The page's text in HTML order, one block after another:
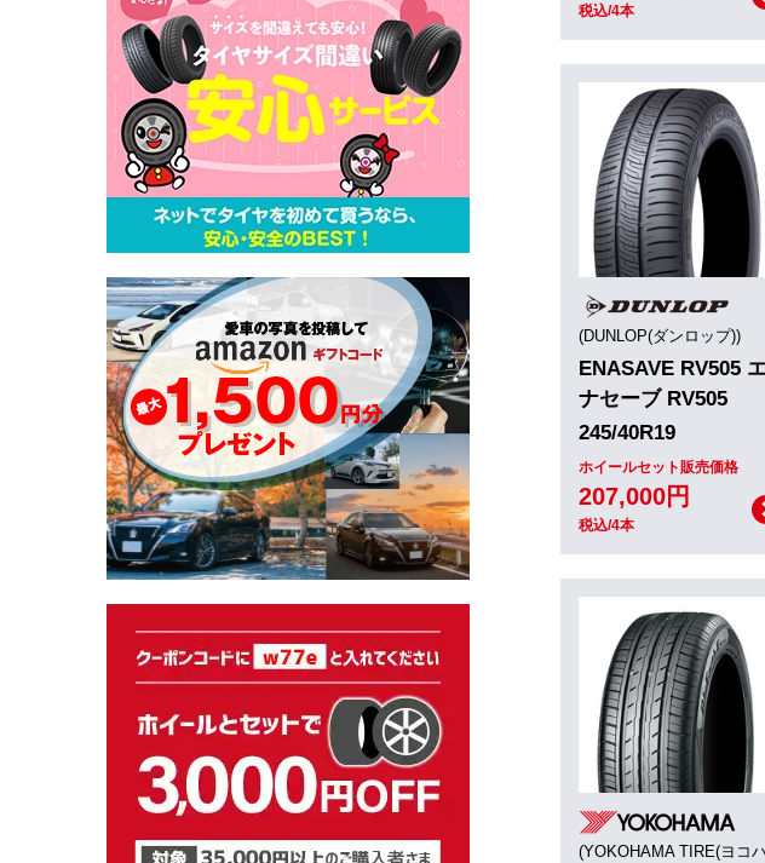
税込/4本
(DUNLOP(ダンロップ))
ENASAVE RV505
ナセーブ RV505
245/40R19
ホイールセット販売価格
207,000円
税込/4本
(YOKOHAMA TIRE(ヨコハ